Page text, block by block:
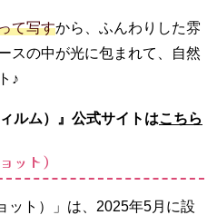
て写すから、ふんわりした雰
スの中が光に包まれて、自然
♪
ルム）』公式サイトはこちら
ト）
ット）」は、2025年5月に設